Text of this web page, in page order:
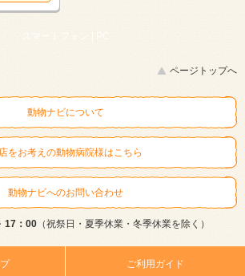
スマートフォン | PC
ページトップへ
動物ナビについて
をお考えの動物病院様はこちら
動物ナビへのお問い合わせ
17：00（祝祭日・夏季休業・冬季休業を除く）
ご利用ガイド